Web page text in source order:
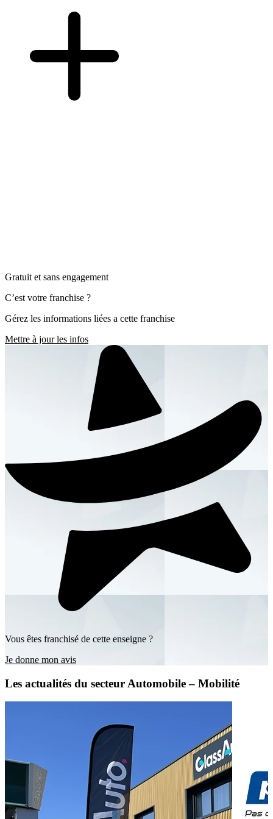
Gratuit et sans engagement
C’est votre franchise ?
Gérez les informations liées a cette franchise
Mettre à jour les infos
Vous êtes franchisé de cette enseigne ?
Je donne mon avis
Les actualités du secteur Automobile – Mobilité